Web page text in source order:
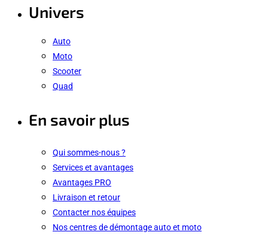
Univers
Auto
Moto
Scooter
Quad
En savoir plus
Qui sommes-nous ?
Services et avantages
Avantages PRO
Livraison et retour
Contacter nos équipes
Nos centres de démontage auto et moto